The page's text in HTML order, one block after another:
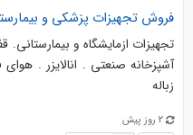
فروش تجهیزات پزشکی و
تجهیزات ازمایشگاه و
آشپزخانه صنعتی . انالایزر .
زباله
2 روز پیش